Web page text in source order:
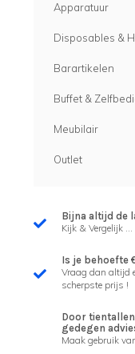
Apparatuur
Disposables &
Barartikelen
Buffet &
Meubilair
Outlet
Bijna altijd de
Kijk & Vergelijk ...
Is je behoefte
Vraag dan altijd
scherpste prijs !
Door
gedegen
Maak gebruik